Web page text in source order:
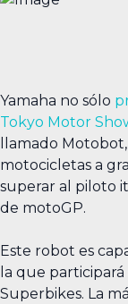
Yamaha no sólo
Tokyo Motor
llamado
motocicletas a
superar al piloto
de motoGP.
Este robot es
la que
Superbikes. La